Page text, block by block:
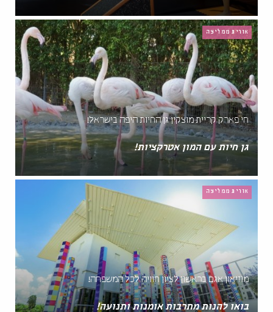
אורית ממליצה
חי פארק קריית מוצקין גן החיות היפה בישראל!
גן חיות עם המון אטרקציות!
אורית ממליצה
מוזיאון אגם בראשון לציון חוויה לכל המשפחה!
בואו להנות מתרבות אומנות ותנועה!